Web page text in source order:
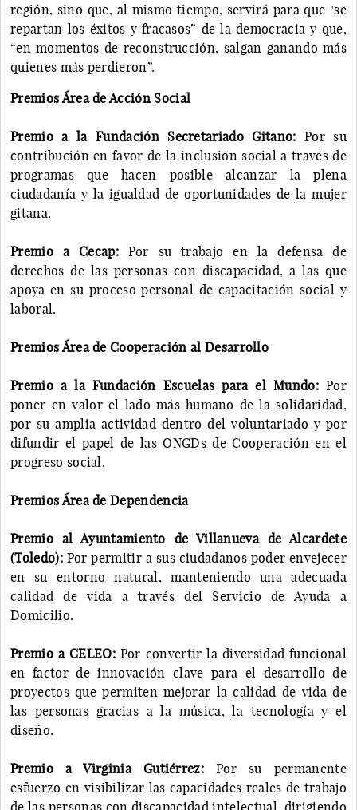
región, sino que, al mismo tiempo, servirá para que "se
repartan los éxitos y fracasos” de la democracia y que,
“en momentos de reconstrucción, salgan ganando más
quienes más perdieron”.
Premios Área de Acción Social
Premio a la Fundación Secretariado Gitano:Por su
contribución en favor de la inclusión social a través de
programas que hacen posible alcanzar la plena
ciudadanía y la igualdad de oportunidades de la mujer
gitana.
Premio a Cecap: Por su trabajo en la defensa de
derechos de las personas con discapacidad, a las que
apoya en su proceso personal de capacitación social y
laboral.
Premios Área de Cooperación al Desarrollo
Premio a la Fundación Escuelas para el Mundo:Por
poner en valor el lado más humano de la solidaridad,
por su amplia actividad dentro del voluntariado y por
difundir el papel de las ONGDs de Cooperación en el
progreso social.
Premios Área de Dependencia
Premio al Ayuntamiento de Villanueva de Alcardete
(Toledo): Por permitir a sus ciudadanos poder envejecer
en su entorno natural, manteniendo una adecuada
calidad de vida a través del Servicio de Ayuda a
Domicilio.
Premio a CELEO: Por convertir la diversidad funcional
en factor de innovación clave para el desarrollo de
proyectos que permiten mejorar la calidad de vida de
las personas gracias a la música, la tecnología y el
diseño.
Premio a Virginia Gutiérrez:Por su permanente
esfuerzo en visibilizar las capacidades reales de trabajo
de las personas con discapacidad intelectual, dirigiendo